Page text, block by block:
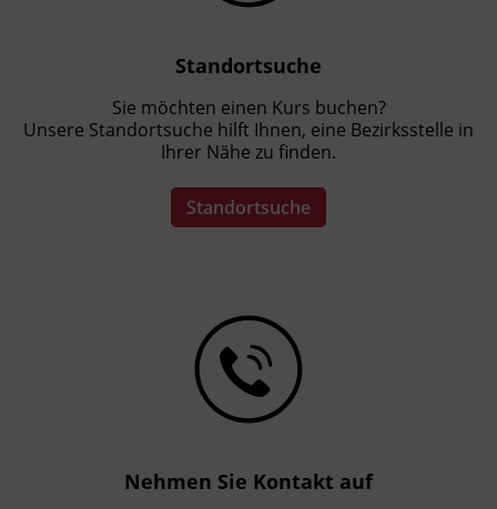
Sie kennen primäre, sekundäre und
tertiäre Risikofaktoren
Sie kennen statistische Daten
(jahreszeitliche Häufung,
Suizidmethoden, Entwicklung in
Österreich und Europa)
Standortsuche
Sie möchten einen Kurs buchen?
Unsere Standortsuche hilft Ihnen, eine Bezirksstelle in
Ihrer Nähe zu finden.
Standortsuche
Nehmen Sie Kontakt auf